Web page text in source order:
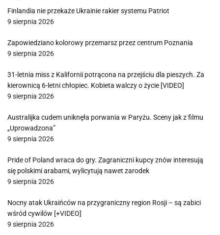
Finlandia nie przekaże Ukrainie rakier systemu Patriot
9 sierpnia 2026
Zapowiedziano kolorowy przemarsz przez centrum Poznania
9 sierpnia 2026
31-letnia miss z Kalifornii potrącona na przejściu dla pieszych. Za
kierownicą 6-letni chłopiec. Kobieta walczy o życie [VIDEO]
9 sierpnia 2026
Australijka cudem uniknęła porwania w Paryżu. Sceny jak z filmu
„Uprowadzona”
9 sierpnia 2026
Pride of Poland wraca do gry. Zagraniczni kupcy znów interesują
się polskimi arabami, wylicytują nawet zarodek
9 sierpnia 2026
Nocny atak Ukraińców na przygraniczny region Rosji – są zabici
wśród cywilów [+VIDEO]
9 sierpnia 2026